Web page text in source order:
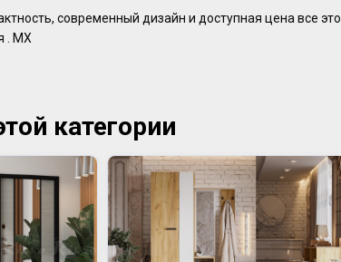
современный дизайн и доступная цена все это
. МХ
категории